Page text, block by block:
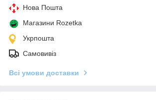
Нова Пошта
Магазини Rozetka
Укрпошта
Самовивіз
Всі умови доставки